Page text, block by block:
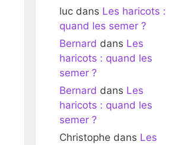
luc dans Les haricots :
quand les semer ?
Bernard dans Les
haricots : quand les
semer ?
Bernard dans Les
haricots : quand les
semer ?
Christophe dans Les